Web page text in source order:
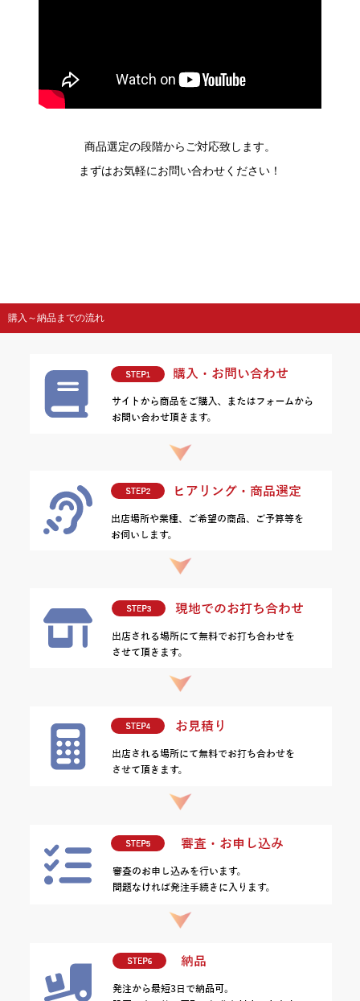
商品選定の段階からご対応致します。
まずはお気軽にお問い合わせください！
購入～納品までの流れ